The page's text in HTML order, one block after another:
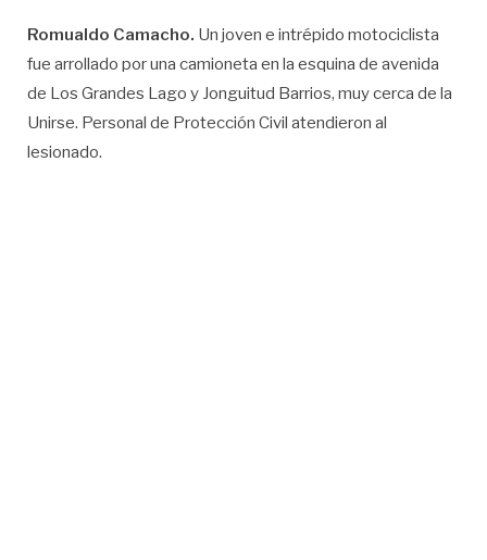
Romualdo Camacho. Un joven e intrépido motociclista
fue arrollado por una camioneta en la esquina de avenida
de Los Grandes Lago y Jonguitud Barrios, muy cerca de la
Unirse. Personal de Protección Civil atendieron al
lesionado.